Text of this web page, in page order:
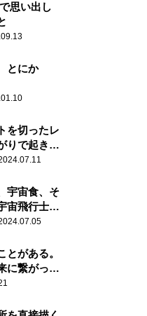
思い出し
とにか
を切ったレ
りで起きた
宇宙食、そ
宙飛行士単
とがある。
に繋がって
跡が繋い